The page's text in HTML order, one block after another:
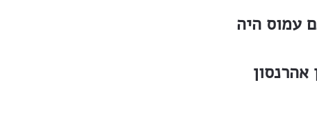
עמוס היה
אהרנסון